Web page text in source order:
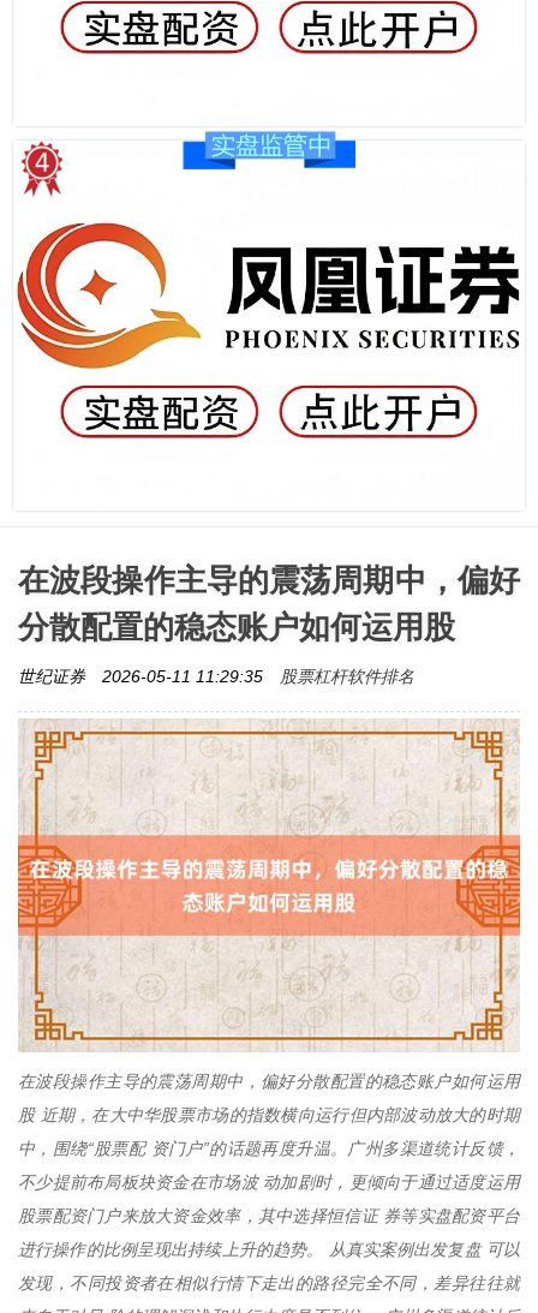
在波段操作主导的震荡周期中，偏好
分散配置的稳态账户如何运用股
世纪证券 2026-05-11 11:29:35 股票杠杆软件排名
在波段操作主导的震荡周期中，偏好分散配置的稳态账户如何运用
股 近期，在大中华股票市场的指数横向运行但内部波动放大的时期
中，围绕“股票配 资门户”的话题再度升温。广州多渠道统计反馈，
不少提前布局板块资金在市场波 动加剧时，更倾向于通过适度运用
股票配资门户来放大资金效率，其中选择恒信证 券等实盘配资平台
进行操作的比例呈现出持续上升的趋势。 从真实案例出发复盘 可以
发现，不同投资者在相似行情下走出的路径完全不同，差异往往就